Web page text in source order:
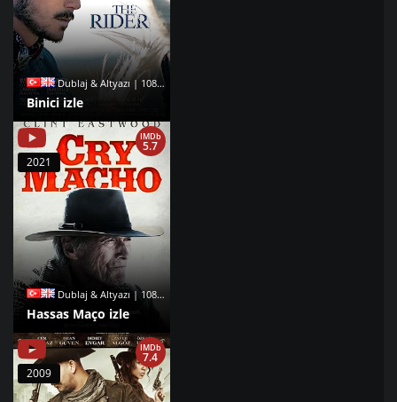
Dublaj & Altyazı | 1080p |
Binici izle
Dublaj & Altyazı | 1080p |
Hassas Maço izle
IMDb
5.7
2021
IMDb
7.4
2009